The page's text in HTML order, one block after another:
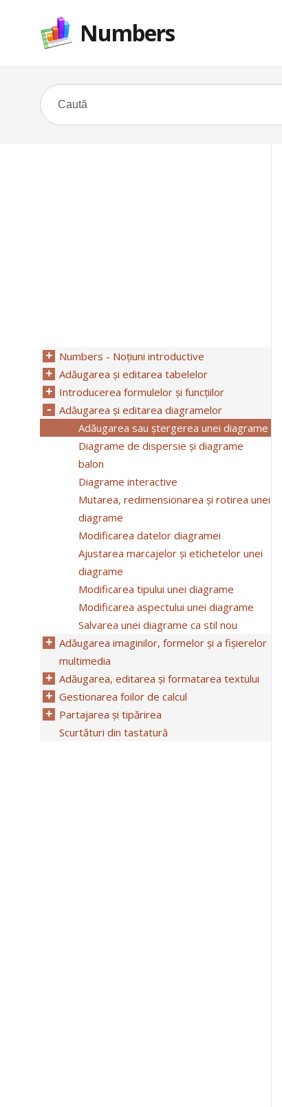
Numbers
Numbers - Noțiuni introductive
Adăugarea și editarea tabelelor
Introducerea formulelor și funcțiilor
Adăugarea și editarea diagramelor
Adăugarea sau ștergerea unei diagrame
Diagrame de dispersie și diagrame
balon
Diagrame interactive
Mutarea, redimensionarea și rotirea unei
diagrame
Modificarea datelor diagramei
Ajustarea marcajelor și etichetelor unei
diagrame
Modificarea tipului unei diagrame
Modificarea aspectului unei diagrame
Salvarea unei diagrame ca stil nou
Adăugarea imaginilor, formelor și a fișierelor
multimedia
Adăugarea, editarea și formatarea textului
Gestionarea foilor de calcul
Partajarea și tipărirea
Scurtături din tastatură